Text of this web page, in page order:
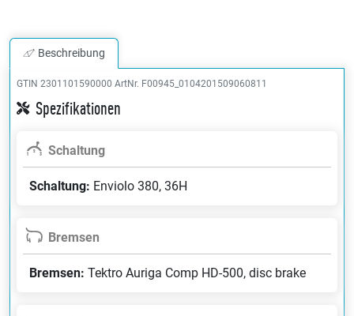
Beschreibung
GTIN 2301101590000 ArtNr. F00945_0104201509060811
Spezifikationen
Schaltung
Schaltung: Enviolo 380, 36H
Bremsen
Bremsen: Tektro Auriga Comp HD-500, disc brake